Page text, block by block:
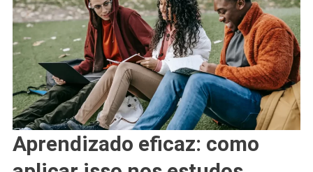
Aprendizado eficaz: como